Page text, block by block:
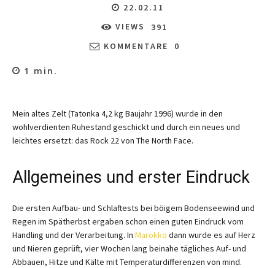
22.02.11
VIEWS
391
KOMMENTARE
0
1 min.
Mein altes Zelt (Tatonka 4,2 kg Baujahr 1996) wurde in den
wohlverdienten Ruhestand geschickt und durch ein neues und
leichtes ersetzt: das Rock 22 von The North Face.
Allgemeines und erster Eindruck
Die ersten Aufbau- und Schlaftests bei böigem Bodenseewind und
Regen im Spätherbst ergaben schon einen guten Eindruck vom
Handling und der Verarbeitung. In Marokko dann wurde es auf Herz
und Nieren geprüft, vier Wochen lang beinahe tägliches Auf- und
Abbauen, Hitze und Kälte mit Temperaturdifferenzen von mind.